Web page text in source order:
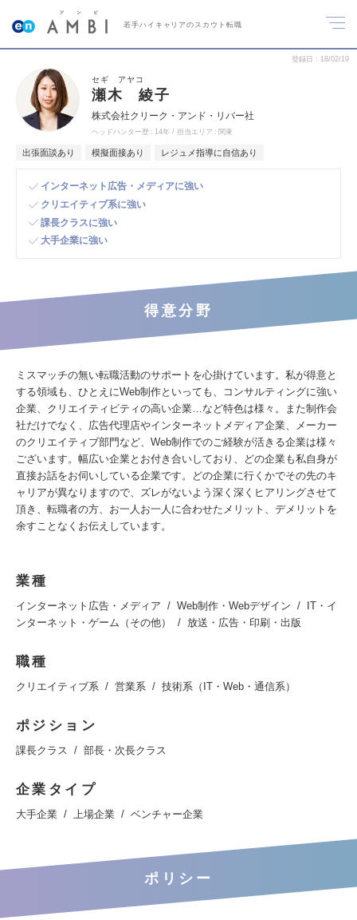
若手ハイキャリアのスカウト転職
登録日 18/02/19
セギ アヤコ
瀬木 綾子
株式会社クリーク・アンド・リバー社
ヘッドハンター歴 14年 担当エリア 関東
出張面談あり 模擬面接あり レジュメ指導に自信あり
インターネット広告・メディアに強い
クリエイティブ系に強い
課長クラスに強い
大手企業に強い
得意分野
ミスマッチの無い転職活動のサポートを心掛けています。私が得意と
する領域も、ひとえにWeb制作といっても、コンサルティングに強い
企業、クリエイティビティの高い企業…など特色は様々。また制作会
社だけでなく、広告代理店やインターネットメディア企業、メーカー
のクリエイティブ部門など、Web制作でのご経験が活きる企業は様々
ございます。幅広い企業とお付き合いしており、どの企業も私自身が
直接お話をお伺いしている企業です。どの企業に行くかでその先のキ
ャリアが異なりますので、ズレがないよう深く深くヒアリングさせて
頂き、転職者の方、お一人お一人に合わせたメリット、デメリットを
余すことなくお伝えしています。
業種
インターネット広告・メディア Web制作・Webデザイン
IT・イ
ンターネット・ゲーム（その他）
放送・広告・印刷・出版
職種
クリエイティブ系 営業系 技術系（IT・Web・通信系）
ポジション
課長クラス 部長・次長クラス
企業タイプ
大手企業 上場企業 ベンチャー企業
ポリシー